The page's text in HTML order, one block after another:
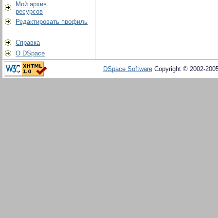
Мой архив
ресурсов
Редактировать профиль
Справка
О DSpace
DSpace Software Copyright © 2002-